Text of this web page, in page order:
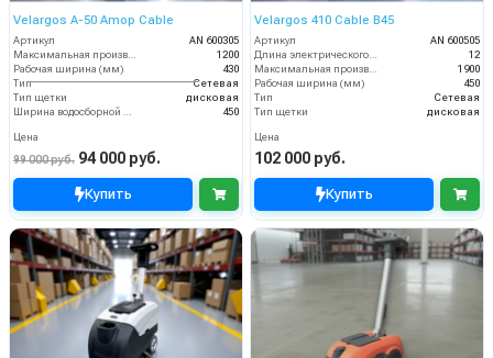
Velargos A-50 Amop Cable
Артикул
AN 600305
1200
Рабочая ширина (мм)
430
Тип
Сетевая
Тип щетки
дисковая
450
Цена
99 000 руб. 94 000 руб.
Купить
Velargos 410 Cable B45
Артикул
AN 600505
12
1900
Рабочая ширина (мм)
450
Тип
Сетевая
Тип щетки
дисковая
Цена
102 000 руб.
Купить